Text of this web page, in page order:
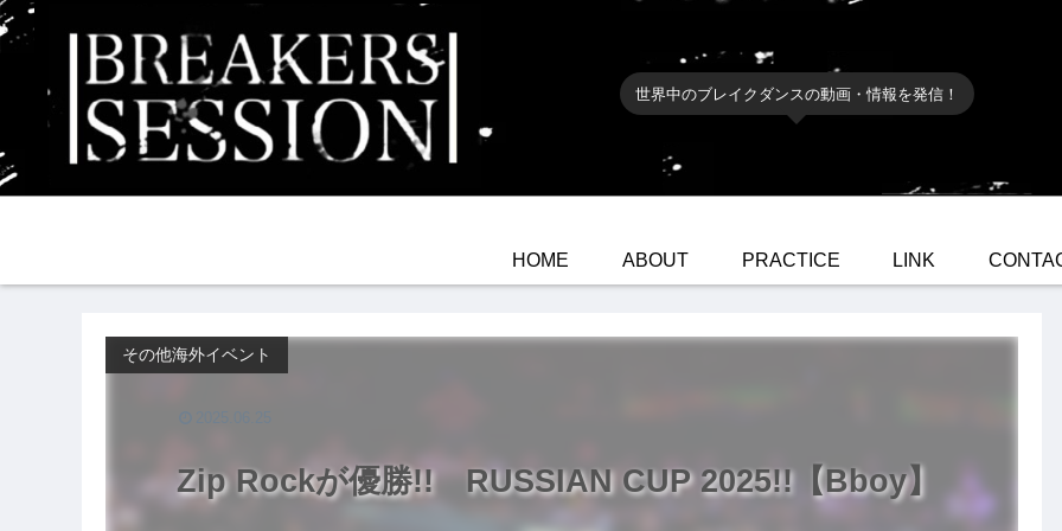
世界中のブレイクダンスの動画・情報を発信！
HOME ABOUT PRACTICE LINK
Zip Rockが優勝!! RUSSIAN CUP 2025!!【Bboy】
その他海外イベント